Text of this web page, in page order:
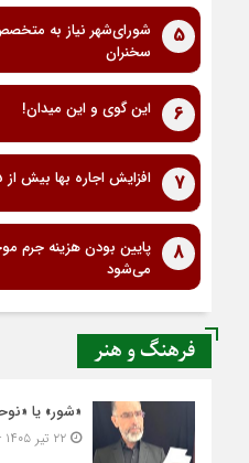
5
شورای‌شهر نیاز به
سخنران
6 این گوی و این میدان!
7 افزایش اجاره بها بیش از 15 درصد ممنوع
8
پایین بودن هزینه جرم
می‌شود
فرهنگ و هنر
«شور» یا
۲۲ تیر ۱۴۰۵ - ۹:۵۲